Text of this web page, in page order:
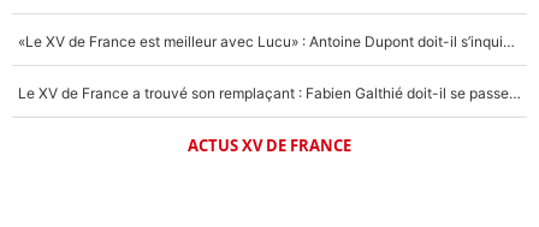
«Le XV de France est meilleur avec Lucu» : Antoine Dupont doit-il s’inquiéter pour sa place ?
Le XV de France a trouvé son remplaçant : Fabien Galthié doit-il se passer d'Antoine Dupont ?
ACTUS XV DE FRANCE